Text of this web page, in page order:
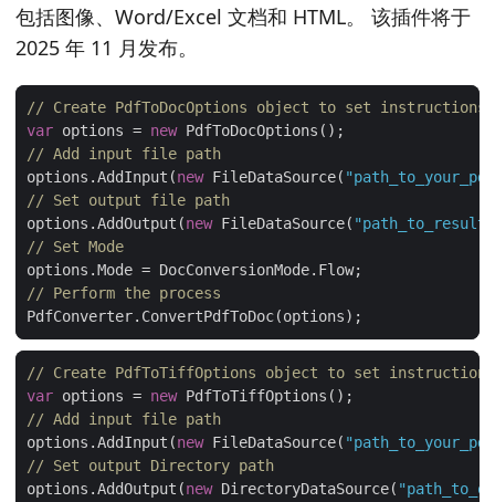
包括图像、Word/Excel 文档和 HTML。 该插件将于
2025 年 11 月发布。
// Create PdfToDocOptions object to set instructions
var options = new
// Add input file path
options.AddInput(new FileDataSource(
// Set output file path
options.AddOutput(new FileDataSource(
// Set Mode
// Perform the process
// Create PdfToTiffOptions object to set instructions
var options = new
// Add input file path
options.AddInput(new FileDataSource(
// Set output Directory path
options.AddOutput(new DirectoryDataSource(